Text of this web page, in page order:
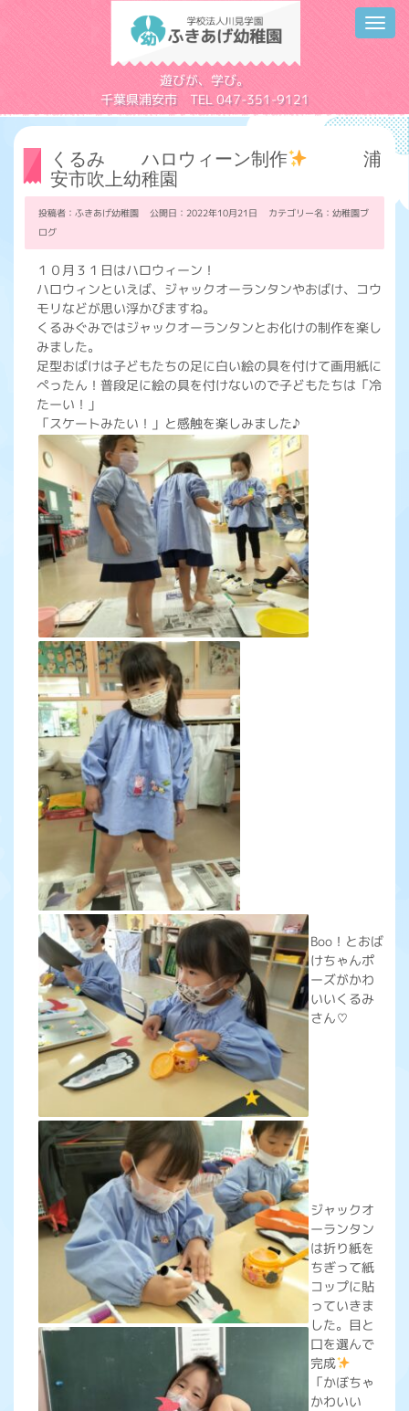
遊びが、学び。
千葉県浦安市 TEL 047-351-9121
くるみ ハロウィーン制作 浦
安市吹上幼稚園
投稿者：ふきあげ幼稚園 公開日：2022年10月21日 カテゴリー名： 幼稚園ブ
ログ
１０月３１日はハロウィーン！
ハロウィンといえば、ジャックオーランタンやおばけ、コウ
モリなどが思い浮かびますね。
くるみぐみではジャックオーランタンとお化けの制作を楽し
みました。
足型おばけは子どもたちの足に白い絵の具を付けて画用紙に
ぺったん！普段足に絵の具を付けないので子どもたちは「冷
たーい！」
「スケートみたい！」と感触を楽しみました♪
Boo！とおば
けちゃんポ
ーズがかわ
いいくるみ
さん♡
ジャックオ
ーランタン
は折り紙を
ちぎって紙
コップに貼
っていきま
した。目と
口を選んで
完成
「かぼちゃ
かわいい